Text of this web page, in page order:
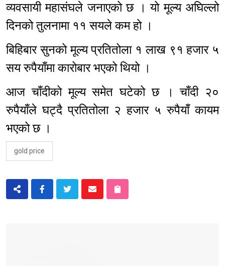
व्यवसायी महासंघले जनाएको छ । यो मूल्य अघिल्लो
दिनको तुलनामा ११ सयले कम हो ।
बिहिबार सुनको मूल्य प्रतितोला १ लाख ९१ हजार ५
सय रुपैयाँमा कारोबार भएको थियो ।
आज चाँदीको मूल्य समेत घटेको छ । चाँदी २०
रुपैयाँले घट्दै प्रतितोला २ हजार ५ रुपैयाँ कायम
भएको छ ।
gold price